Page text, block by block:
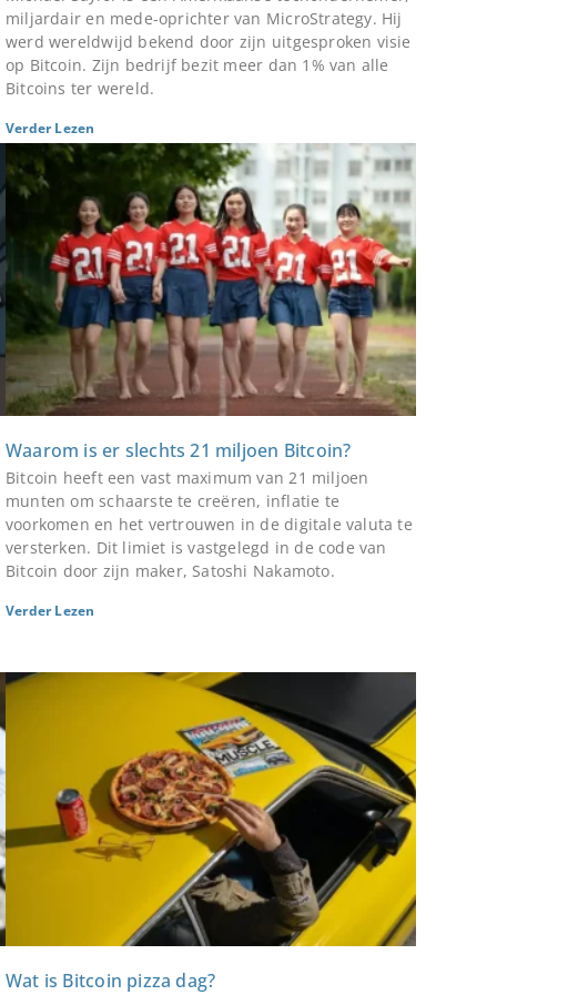
miljardair en mede-oprichter van MicroStrategy. Hij
werd wereldwijd bekend door zijn uitgesproken visie
op Bitcoin. Zijn bedrijf bezit meer dan 1% van alle
Bitcoins ter wereld.
Verder Lezen
Waarom is er slechts 21 miljoen Bitcoin?
Bitcoin heeft een vast maximum van 21 miljoen
munten om schaarste te creëren, inflatie te
voorkomen en het vertrouwen in de digitale valuta te
versterken. Dit limiet is vastgelegd in de code van
Bitcoin door zijn maker, Satoshi Nakamoto.
Verder Lezen
Wat is Bitcoin pizza dag?